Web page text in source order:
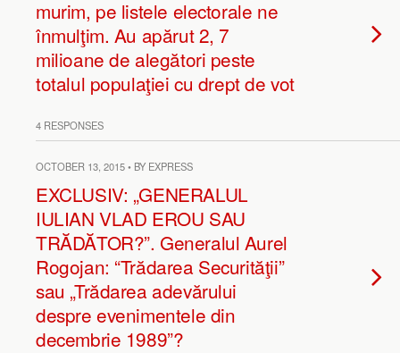
murim, pe listele electorale ne
înmulţim. Au apărut 2, 7
milioane de alegători peste
totalul populaţiei cu drept de vot
4 RESPONSES
OCTOBER 13, 2015 • BY EXPRESS
EXCLUSIV: „GENERALUL
IULIAN VLAD EROU SAU
TRĂDĂTOR?”. Generalul Aurel
Rogojan: “Trădarea Securităţii”
sau „Trădarea adevărului
despre evenimentele din
decembrie 1989”?